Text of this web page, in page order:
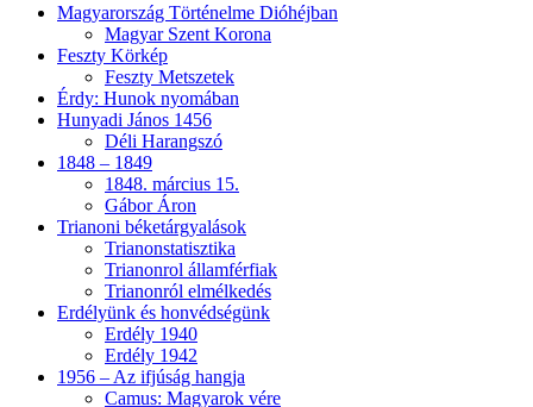
Magyarország Történelme Dióhéjban
Magyar Szent Korona
Feszty Körkép
Feszty Metszetek
Érdy: Hunok nyomában
Hunyadi János 1456
Déli Harangszó
1848 – 1849
1848. március 15.
Gábor Áron
Trianoni béketárgyalások
Trianonstatisztika
Trianonrol államférfiak
Trianonról elmélkedés
Erdélyünk és honvédségünk
Erdély 1940
Erdély 1942
1956 – Az ifjúság hangja
Camus: Magyarok vére